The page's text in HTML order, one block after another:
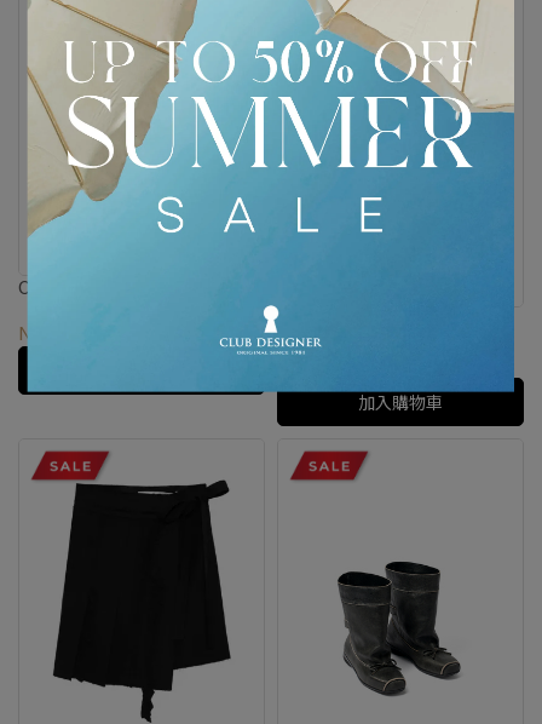
OPEN YY｜格紋長袖襯衫
NT$4,790
OPEN YY｜流蘇麂皮平底鞋
NT$7,790
加入購物車